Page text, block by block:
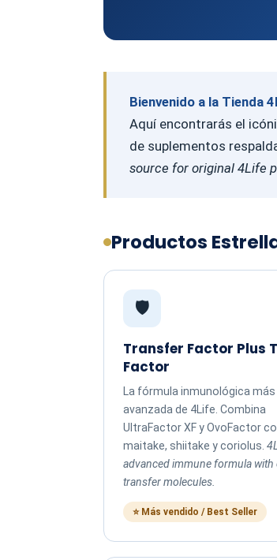
Bienvenido a la Tienda
Aquí encontrarás el
de suplementos
source for original 4Life
Productos
🛡️
Transfer Factor Plus
Factor
La fórmula inmunológica más
avanzada de 4Life. Combina
UltraFactor XF y OvoFactor
maitake, shiitake y coriolus.
advanced immune formula with
transfer molecules.
⭐ Más vendido / Best Seller